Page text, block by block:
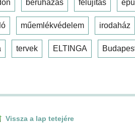
beruházás felújítás
műemlékvédelem irodaház
tervek ELTINGA
Vissza a lap tetejére